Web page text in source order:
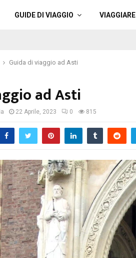
GUIDE DI VIAGGIO VIAGGIARE
Guida di viaggio ad Asti
ad Asti
22 Aprile, 2023 0 815